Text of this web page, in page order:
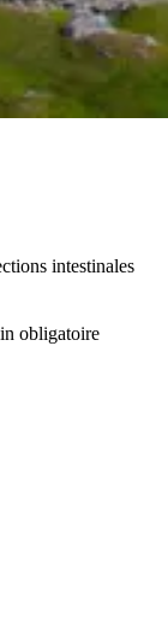
intestinales
obligatoire